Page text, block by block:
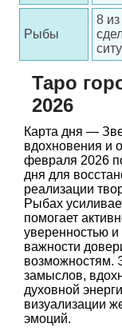
Рыбы
8
Таро
2026
Карта дня —
вдохновения и
февраля 2026
дня для
реализации
Рыбах
помогает
уверенностью
важности
возможностям.
замыслов,
духовной
визуализации
эмоций.